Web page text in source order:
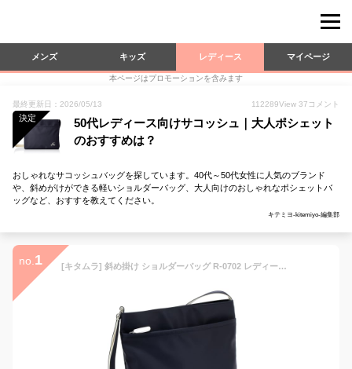
メンズ キッズ レディース マイページ
本ページはプロモーションを含みます
最終更新日：2026/05/13 112289View 37 コメント
決定
50代レディース向けサコッシュ｜大人ポシェット
のおすすめは？
おしゃれなサコッシュバッグを探しています。40代～50代女性に人気のブランド
や、斜めがけができる軽いショルダーバッグ、大人向けのおしゃれなポシェットバ
ッグなど、おすすを教えてください。
キテミヨ-kitemiyo-編集部
no. 1 [キタムラ] 斜め掛け ショルダーバッグ R-0702 レディース ダークブルー/アイボリー [紺] 10911